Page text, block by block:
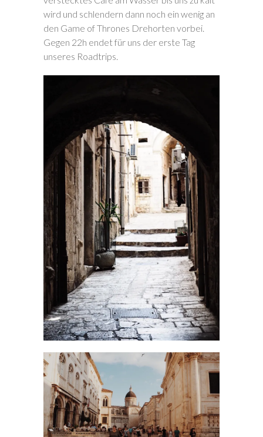
wird und schlendern dann noch ein wenig an
den Game of Thrones Drehorten vorbei.
Gegen 22h endet für uns der erste Tag
unseres Roadtrips.